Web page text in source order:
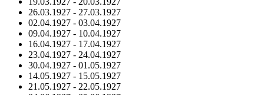
26.03.1927 - 27.03.1927
02.04.1927 - 03.04.1927
09.04.1927 - 10.04.1927
16.04.1927 - 17.04.1927
23.04.1927 - 24.04.1927
30.04.1927 - 01.05.1927
14.05.1927 - 15.05.1927
21.05.1927 - 22.05.1927